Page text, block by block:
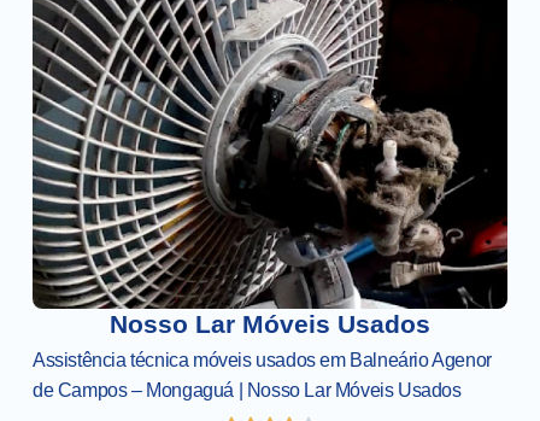
Nosso Lar Móveis Usados
Assistência técnica móveis usados em Balneário Agenor
de Campos – Mongaguá | Nosso Lar Móveis Usados